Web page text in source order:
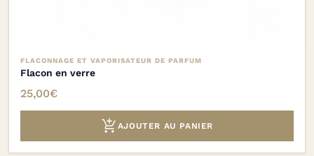
FLACONNAGE ET VAPORISATEUR DE PARFUM
Flacon en verre
25,00€
 AJOUTER AU PANIER